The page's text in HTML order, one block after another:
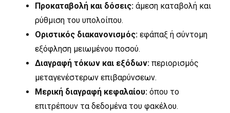
Προκαταβολή και δόσεις:άμεση καταβολή και
ρύθμιση του υπολοίπου.
Οριστικός διακανονισμός:εφάπαξ ή σύντομη
εξόφληση μειωμένου ποσού.
Διαγραφή τόκων και εξόδων:περιορισμός
μεταγενέστερων επιβαρύνσεων.
Μερική διαγραφή κεφαλαίου:όπου το
επιτρέπουν τα δεδομένα του φακέλου.